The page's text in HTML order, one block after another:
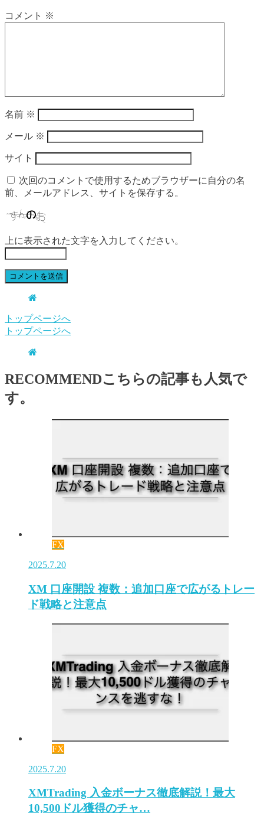
コメント ※
名前 ※
メール ※
サイト
次回のコメントで使用するためブラウザーに自分の名
前、メールアドレス、サイトを保存する。
上に表示された文字を入力してください。
トップページへ
トップページへ
RECOMMENDこちらの記事も人気で
す。
FX
2025.7.20
XM 口座開設 複数：追加口座で広がるトレー
ド戦略と注意点
FX
2025.7.20
XMTrading 入金ボーナス徹底解説！最大
10,500ドル獲得のチャ…